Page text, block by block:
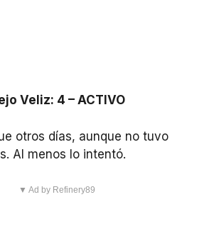
Veliz: 4 – ACTIVO
otros días, aunque no tuvo
Al menos lo intentó.
▼ Ad by Refinery89